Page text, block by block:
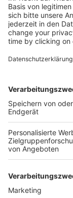
Der
SERVICE
SHOP SERVICE